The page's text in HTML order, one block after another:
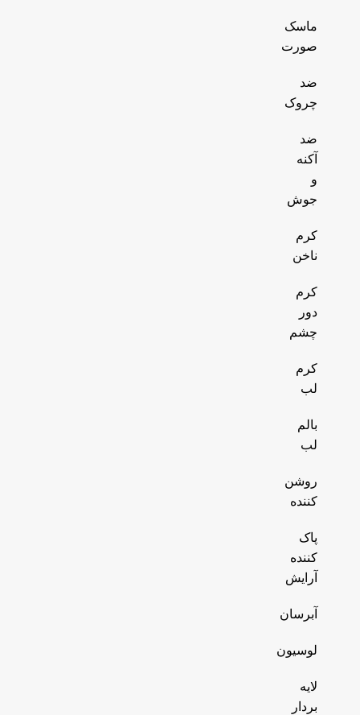
ماسک
صورت
ضد
چروک
ضد
آکنه
و
جوش
کرم
ناخن
کرم
دور
چشم
کرم
لب
بالم
لب
روشن
کننده
پاک
کننده
آرایش
آبرسان
لوسیون
لایه
بردار